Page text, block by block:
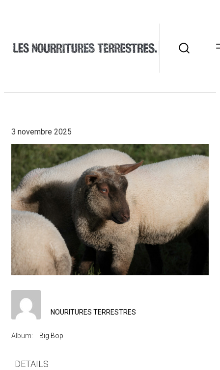
3 novembre 2025
NOURITURES TERRESTRES
Album: Big Bop
DETAILS